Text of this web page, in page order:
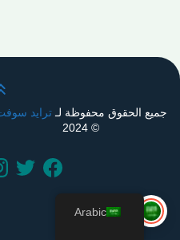
جميع الحقوق محفوظة لـترايد
© 2024
Arabic